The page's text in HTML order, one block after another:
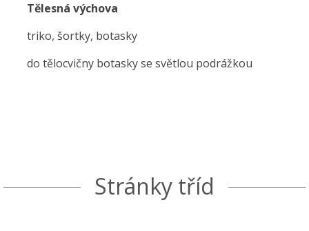
Tělesná výchova
triko, šortky, botasky
do tělocvičny botasky se světlou podrážkou
Stránky tříd